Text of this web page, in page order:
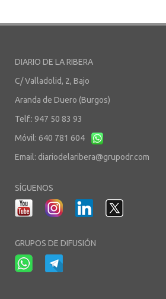
DIARIO DE LA RIBERA
C/ Valladolid, 2, Bajo
Aranda de Duero (Burgos)
Telf.: 947 50 83 93
Móvil: 640 781 604
Email: diariodelaribera@grupodr.com
SÍGUENOS
GRUPOS DE DIFUSIÓN